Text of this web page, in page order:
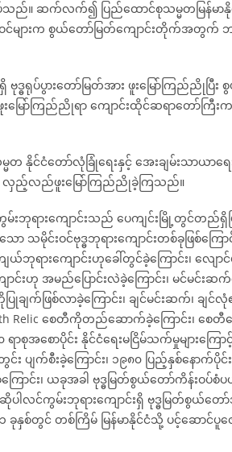
ပ်သည်။ ဆက်လက်၍ ပြည်ထောင်စုသမ္မတမြန်မ
ဝင်များက စွယ်တော်မြတ်ကျောင်းတိုက်အတွက်
ရုပ်ပွားတော်မြတ်အား ဖူးမြော်ကြည်ညိုပြီ
ော်ကြည်ညိုရာ ကျောင်းထိုင်ဆရာတော်ကြီးက
နိုင်ငံတော်လုံခြုံရေးနှင့် အေးချမ်းသာယာရေ
ား လှည့်လည်ဖူးမြော်ကြည်ညိုခဲ့ကြသည်။
ရားကျောင်းသည် ပေကျင်းမြို့တွင်တည်ရှိပ
သမိုင်းဝင်ဗုဒ္ဓဘုရားကျောင်းတစ်ခုဖြစ်ကြေ
ားကျောင်းဟုခေါ်တွင်ခဲ့ကြောင်း၊ လျ
င်းဟု အမည်ပြောင်းလဲခဲ့ကြောင်း၊ မင်မင်
ချက်ဖြစ်လာခဲ့ကြောင်း၊ ချင်မင်းဆက်၊
Relic စေတီကိုတည်ဆောက်ခဲ့ကြောင်း၊ စေ
ရာစုအစောပိုင်း နိုင်ငံရေးမငြိမ်သက်မှုများကြ
က်စီးခဲ့ကြောင်း၊ ၁၉၈၀ ပြည့်နှစ်နောက်ပိုင်း
ကြောင်း၊ ယခုအခါ ဗုဒ္ဓမြတ်စွယ်တော်ကိန်းဝ
အဆိုပါလင်ကွမ်းဘုရားကျောင်းရှိ ဗုဒ္ဓမြတ်စွယ်တ
ခုနှစ်တွင် တစ်ကြိမ် မြန်မာနိုင်ငံသို့ ပင့်ဆောင်ပူ